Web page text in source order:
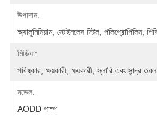
উপাদান:
অ্যালুমিনিয়াম, স্টেইনলেস স্টিল, পলিপ্রোপিলিন,
মিডিয়া:
পরিষ্কার, ক্ষয়কারী, ক্ষয়কারী, স্লারি এবং সান্দ্র তরল
মডেল:
AODD পাম্প